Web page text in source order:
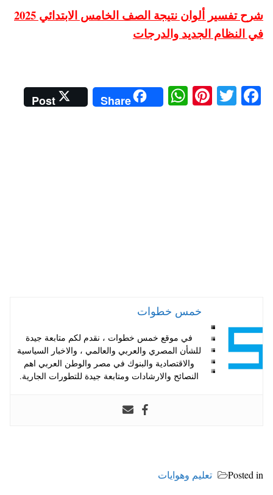
شرح تفسير ألوان نتيجة الصف الخامس الابتدائي 2025
في النظام الجديد والدرجات
Fa
T
Pi
W
ha
Share
Post
خمس خطوات
في موقع خمس خطوات ، نقدم لكم متابعة جيدة
للشأن المصري والعربي والعالمي ، والاخبار السياسية
والاقتصادية والبنوك في مصر والوطن العربي اهم
النصائح والارشادات ومتابعة جيدة للتطورات الجارية.
Posted in تعليم وهوايات